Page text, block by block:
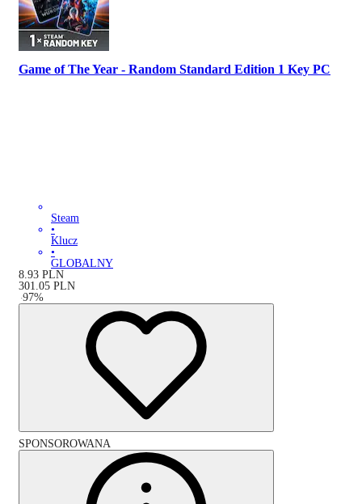
Game of The Year - Random Standard Edition 1 Key PC
Steam
•
Klucz
•
GLOBALNY
8.93 PLN
301.05 PLN
-97%
SPONSOROWANA